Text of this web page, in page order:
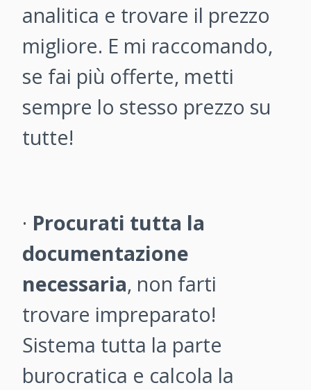
analitica e trovare il prezzo
migliore. E mi raccomando,
se fai più offerte, metti
sempre lo stesso prezzo su
tutte!
· Procurati tutta la
documentazione
necessaria, non farti
trovare impreparato!
Sistema tutta la parte
burocratica e calcola la